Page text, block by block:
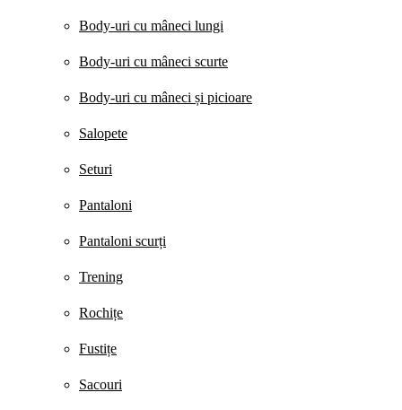
Body-uri cu mâneci lungi
Body-uri cu mâneci scurte
Body-uri cu mâneci și picioare
Salopete
Seturi
Pantaloni
Pantaloni scurți
Trening
Rochițe
Fustițe
Sacouri